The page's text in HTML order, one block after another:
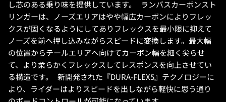
し芯のある乗り味を提供しています。 ランバスカーボンスト
リンガーは、ノーズエリアはやや幅広カーボンによりフレッ
クスが固くなるようにしてありフレックスを最小限に抑えて
ノーズを前へ押し込みながらスピードに変換します。最大幅
の位置からテールエリアへ向けてカーボン幅を細く尖らせ
て、より柔らかくフレックスしてレスポンスを向上させてい
る構造です。 新開発された『DURA-FLEX5』テクノロジーに
より、ライダーはよりスピードを出しながら軽快に思う通り